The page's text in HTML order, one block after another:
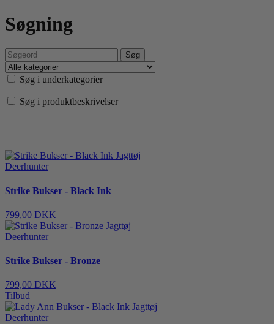
Søgning
Søg i underkategorier
Søg i produktbeskrivelser
Deerhunter
Strike Bukser - Black Ink
799,00 DKK
Deerhunter
Strike Bukser - Bronze
799,00 DKK
Tilbud
Deerhunter